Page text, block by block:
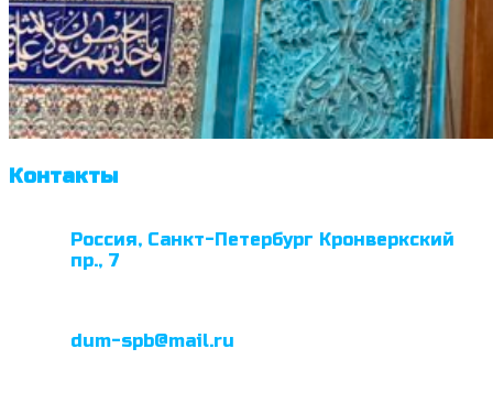
Контакты
Россия, Санкт-Петербург Кронверкский
пр., 7
dum-spb@mail.ru